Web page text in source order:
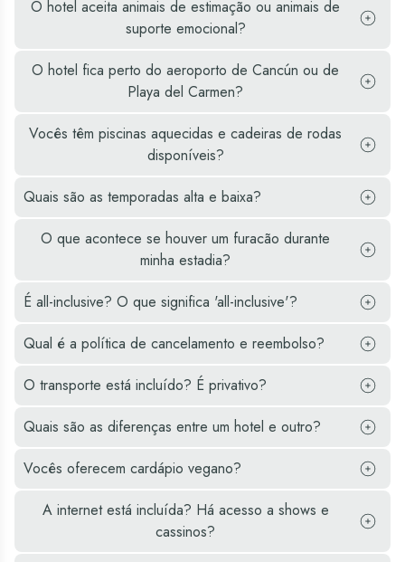
bars and
restaurants, on and
off-site activities,
among many other
incredible views,
take photographs,
and take home
wonderful
memories of that
great adventure.
one of the best
will find.
O hotel aceita animais de estimação ou animais de
suporte emocional?
O hotel fica perto do aeroporto de Cancún ou de
Playa del Carmen?
Vocês têm piscinas aquecidas e cadeiras de rodas
disponíveis?
Quais são as temporadas alta e baixa?
O que acontece se houver um furacão durante
minha estadia?
É all-inclusive? O que significa 'all-inclusive'?
Qual é a política de cancelamento e reembolso?
O transporte está incluído? É privativo?
Quais são as diferenças entre um hotel e outro?
Vocês oferecem cardápio vegano?
A internet está incluída? Há acesso a shows e
cassinos?